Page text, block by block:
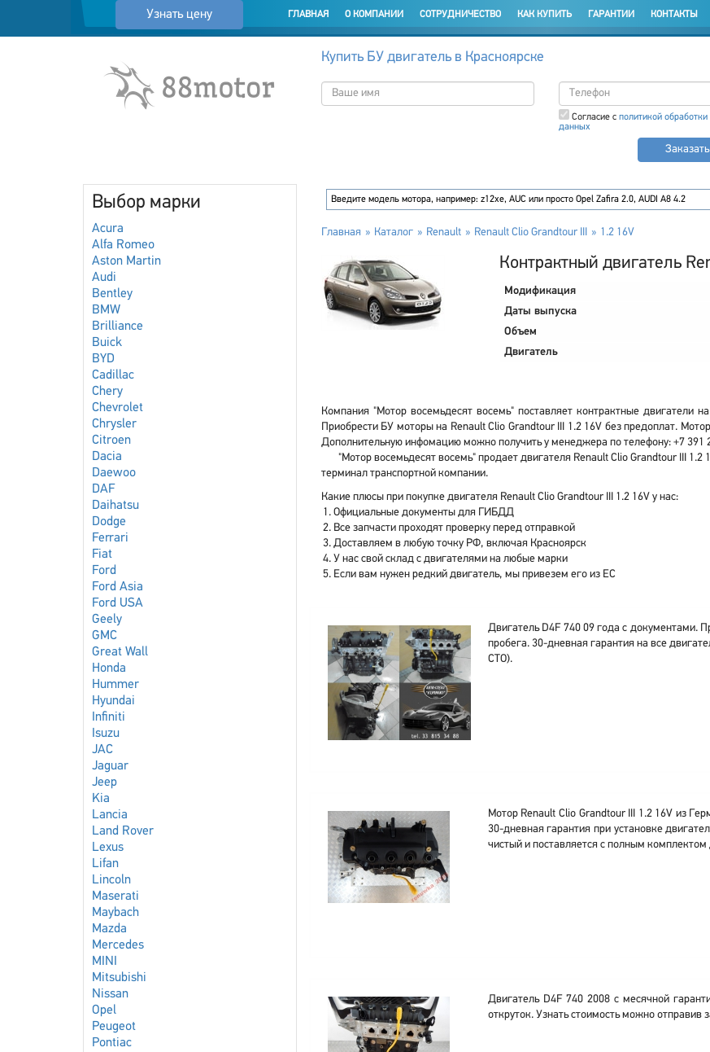
Узнать цену ГЛАВНАЯ О КОМПАНИИ СОТРУДНИЧЕСТВО КАК КУПИТЬ ГАРАНТИИ КОНТАКТЫ
Купить БУ двигатель в Красноярске
Согласие с политикой
данных
Выбор марки
Acura
Alfa Romeo
Aston Martin
Audi
Bentley
BMW
Brilliance
Buick
BYD
Cadillac
Chery
Chevrolet
Chrysler
Citroen
Dacia
Daewoo
DAF
Daihatsu
Dodge
Ferrari
Fiat
Ford
Ford Asia
Ford USA
Geely
GMC
Great Wall
Honda
Hummer
Hyundai
Infiniti
Isuzu
JAC
Jaguar
Jeep
Kia
Lancia
Land Rover
Lexus
Lifan
Lincoln
Maserati
Maybach
Mazda
Mercedes
MINI
Mitsubishi
Nissan
Opel
Peugeot
Pontiac
Главная Каталог Renault Renault Clio Grandtour III 1.2 16V
Контрактный двигатель
Модификация
Даты выпуска
Объем
Двигатель
Компания "Мотор восемьдесят восемь" поставляет контрактные двигатели
Приобрести БУ моторы на Renault Clio Grandtour III 1.2 16V без предоплат.
Дополнительную инфомацию можно получить у менеджера по телефону: +7 391
"Мотор восемьдесят восемь" продает двигателя Renault Clio Grandtour III
терминал транспортной компании.
Какие плюсы при покупке двигателя Renault Clio Grandtour III 1.2 16V у нас:
Официальные документы для ГИБДД
Все запчасти проходят проверку перед отправкой
Доставляем в любую точку РФ, включая Красноярск
У нас свой склад с двигателями на любые марки
Если вам нужен редкий двигатель, мы привезем его из ЕС
Двигатель D4F 740 09 года с документами.
пробега. 30-дневная гарантия на все
СТО).
Мотор Renault Clio Grandtour III 1.2 16V из
30-дневная гарантия при установке
чистый и поставляется с полным комплектом
Двигатель D4F 740 2008 с месячной
откруток. Узнать стоимость можно отправив